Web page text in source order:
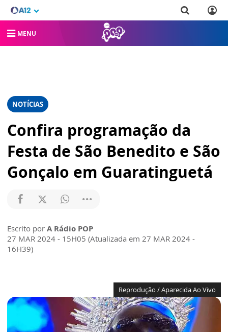
MENU
NOTÍCIAS
Confira programação da
Festa de São Benedito e São
Gonçalo em Guaratinguetá
Escrito por A Rádio POP
27 MAR 2024 - 15H05 (Atualizada em 27 MAR 2024 -
16H39)
Reprodução / Aparecida Ao Vivo